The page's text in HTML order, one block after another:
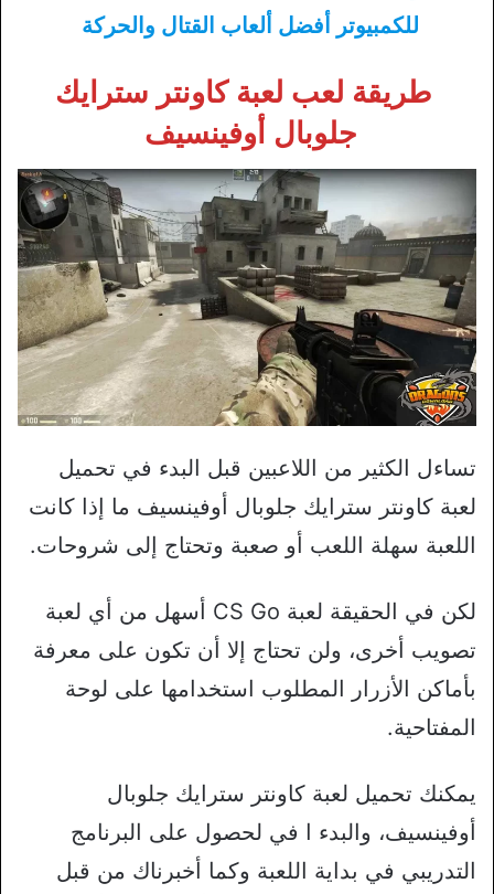
للكمبيوتر أفضل ألعاب القتال والحركة
طريقة لعب لعبة كاونتر سترايك
جلوبال أوفينسيف
تساءل الكثير من اللاعبين قبل البدء في تحميل
لعبة كاونتر سترايك جلوبال أوفينسيف ما إذا كانت
اللعبة سهلة اللعب أو صعبة وتحتاج إلى شروحات.
لكن في الحقيقة لعبة CS Go أسهل من أي لعبة
تصويب أخرى، ولن تحتاج إلا أن تكون على معرفة
بأماكن الأزرار المطلوب استخدامها على لوحة
المفتاحية.
يمكنك تحميل لعبة كاونتر سترايك جلوبال
أوفينسيف، والبدء ا في لحصول على البرنامج
التدريبي في بداية اللعبة وكما أخبرناك من قبل